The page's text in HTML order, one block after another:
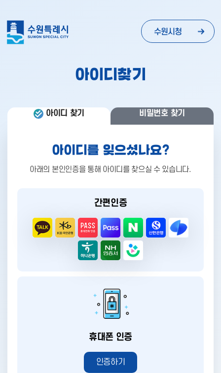
수원시청
아이디찾기
아이디 찾기 비밀번호 찾기
아이디를 잊으셨나요?
아래의 본인인증을 통해 아이디를 찾으실 수 있습니다.
간편인증
카카오 KB국민은행 통신사PASS 삼성PASS 네이버 신한은행 TOSS
하나은행 NH모바일인증서 뱅크샐러드
휴대폰 인증
인증하기